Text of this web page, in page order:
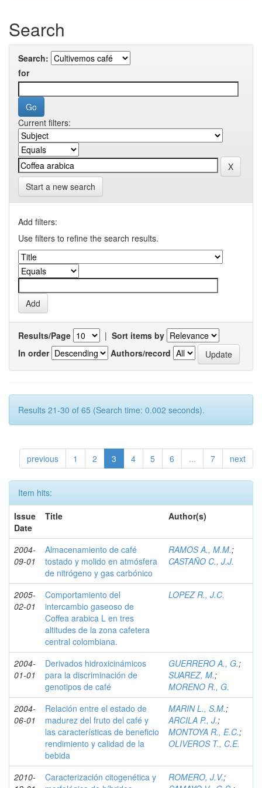
Search
Search:
for
Current filters:
Start a new search
Add filters:
Use filters to refine the search results.
Results/Page | Sort items by
In order
Authors/record
Results 21-30 of 65 (Search time: 0.002 seconds).
previous 1 2 3 4 5 6 ... 7 next
Item hits:
Issue
Date
Title Author(s)
2004-
09-01
Almacenamiento de café
tostado y molido en atmósfera
de nitrógeno y gas carbónico
RAMOS A., M.M.;
CASTAÑO C., J.J.
2005-
02-01
Comportamiento del
intercambio gaseoso de
Coffea arabica L en tres
altitudes de la zona cafetera
central colombiana.
LOPEZ R., J.C.
2004-
01-01
Derivados hidroxicinámicos
para la discriminación de
genotipos de café
GUERRERO A., G.;
SUAREZ, M.;
MORENO R., G.
2004-
06-01
Relación entre el estado de
madurez del fruto del café y
las características de beneficio
rendimiento y calidad de la
bebida
MARIN L., S.M.;
ARCILA P., J.;
MONTOYA R., E.C.;
OLIVEROS T., C.E.
2010-
Caracterización citogenética y
ROMERO, J.V.;